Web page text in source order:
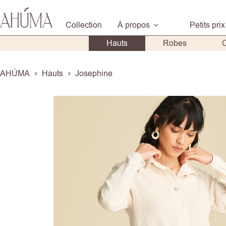
au
contenu
Collection À propos
Petits prix
Hauts
Robes
AHÚMA Hauts Josephine